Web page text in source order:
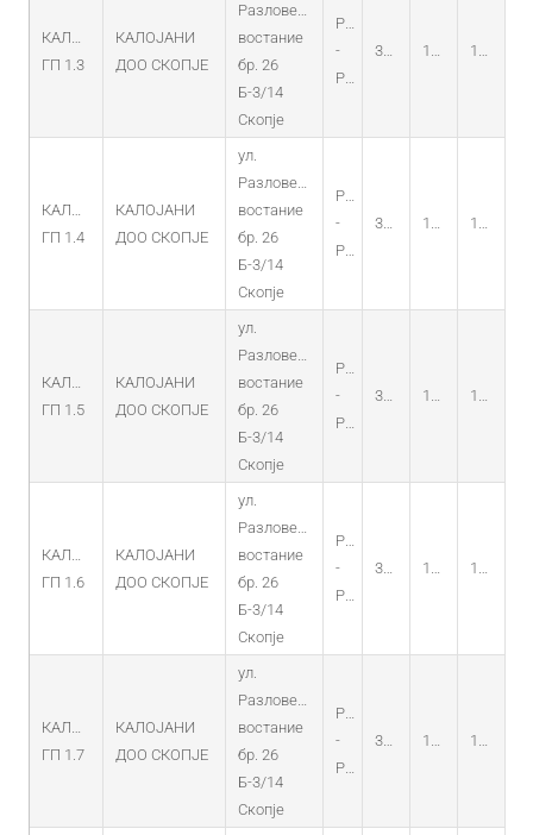
КАЛОЈАНИ
ГП 1.3
КАЛОЈАНИ
ДОО СКОПЈЕ
Разловечко
востание
бр. 26
Б-3/14
Скопје
PO
-
PV
30.12.2014 18.12.2014 18.12.2029
КАЛОЈАНИ
ГП 1.4
КАЛОЈАНИ
ДОО СКОПЈЕ
ул.
Разловечко
востание
бр. 26
Б-3/14
Скопје
PO
-
PV
30.12.2014 18.12.2014 18.12.2029
КАЛОЈАНИ
ГП 1.5
КАЛОЈАНИ
ДОО СКОПЈЕ
ул.
Разловечко
востание
бр. 26
Б-3/14
Скопје
PO
-
PV
30.12.2014 18.12.2014 18.12.2029
КАЛОЈАНИ
ГП 1.6
КАЛОЈАНИ
ДОО СКОПЈЕ
ул.
Разловечко
востание
бр. 26
Б-3/14
Скопје
PO
-
PV
30.12.2014 18.12.2014 18.12.2029
КАЛОЈАНИ
ГП 1.7
КАЛОЈАНИ
ДОО СКОПЈЕ
ул.
Разловечко
востание
бр. 26
Б-3/14
Скопје
PO
-
PV
30.12.2014 18.12.2014 18.12.2029